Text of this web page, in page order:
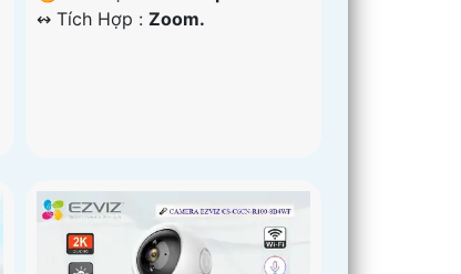
️↭ Tích Hợp :Zoom.